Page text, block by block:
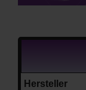
Hersteller